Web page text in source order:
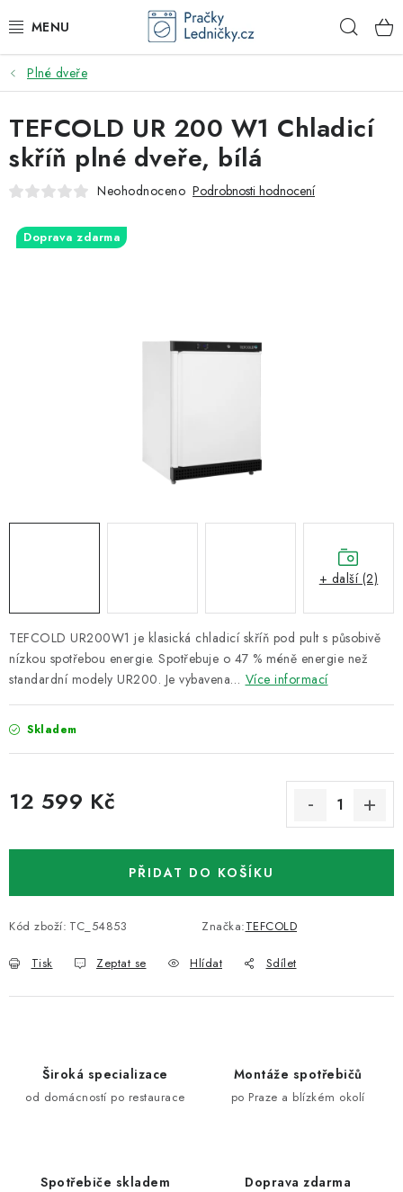
na
DODAVATEL
VESTAVNÉ SPOTŘEBIČE
VOLNĚ STOJÍCÍ SPOTŘEBIČE
Garance nejnižší ceny
O nás Kontakty
Plné dveře
TEFCOLD UR200W1 je klasická chladicí skříň pod pult s působivě
nízkou spotřebou energie. Spotřebuje o 47 % méně energie než
standardní modely UR200. Je vybavena… Více informací
Skladem
12 599 Kč
PŘIDAT DO KOŠÍKU
Kód zboží: TC_54853 Značka:TEFCOLD
Tisk Zeptat se Hlídat Sdílet
TEFCOLD UR 200 W1 Chladicí
skříň plné dveře, bílá
Neohodnoceno Podrobnosti hodnocení
Doprava zdarma
+ další (2)
Široká specializace
od domácností po restaurace
Montáže spotřebičů
po Praze a blízkém okolí
Spotřebiče skladem Doprava zdarma